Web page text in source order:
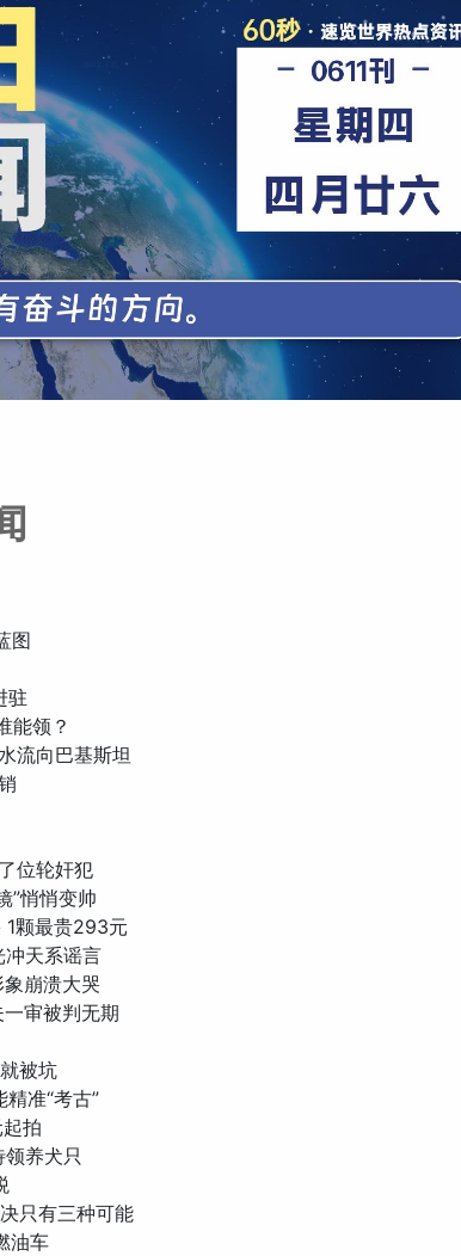
图
驻
能领？
流向巴基斯坦
位轮奸犯
”悄悄变帅
1颗最贵293元
冲天系谣言
崩溃大哭
审被判无期
被坑
准“考古”
拍
养犬只
只有三种可能
油车